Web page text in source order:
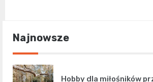
Najnowsze
Hobby dla miłośników